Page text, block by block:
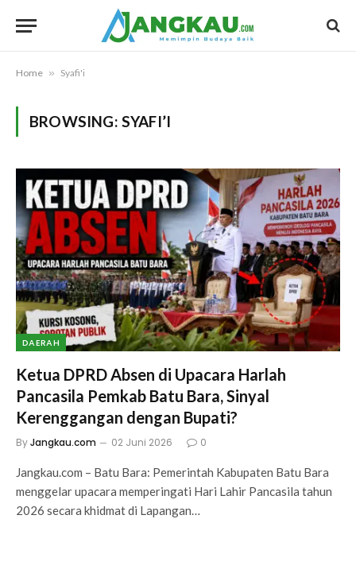
Home » Syafi'i
BROWSING: SYAFI’I
DAERAH
Ketua DPRD Absen di Upacara Harlah
Pancasila Pemkab Batu Bara, Sinyal
Kerenggangan dengan Bupati?
ByJangkau.com 02 Juni 2026 0
Jangkau.com – Batu Bara: Pemerintah Kabupaten Batu Bara
menggelar upacara memperingati Hari Lahir Pancasila tahun
2026 secara khidmat di Lapangan…